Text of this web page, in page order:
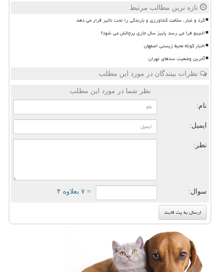
تازه ترین مطالب مرتبط
گرد و غبار، سلامت کشاورزی و بارندگی را تحت تأثیر قرار می دهد
النینو فرا می رسد پاییز سال جاری پرچالش می شود؟
اخبار کوتاه محیط زیستی اصفهان
آخرین وضعیت سدهای تهران
نظرات بینندگان در مورد این مطلب
نظر شما در مورد این مطلب
نام:
ایمیل:
نظر:
سوال: = ۷ بعلاوه ۴